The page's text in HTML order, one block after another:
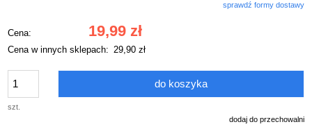
Cena nie zawiera ewentualnych kosztów płatnościsprawdź formy dostawy
Cena: 19,99 zł
Cena w innych sklepach: 29,90 zł
szt.
do koszyka
dodaj do przechowalni